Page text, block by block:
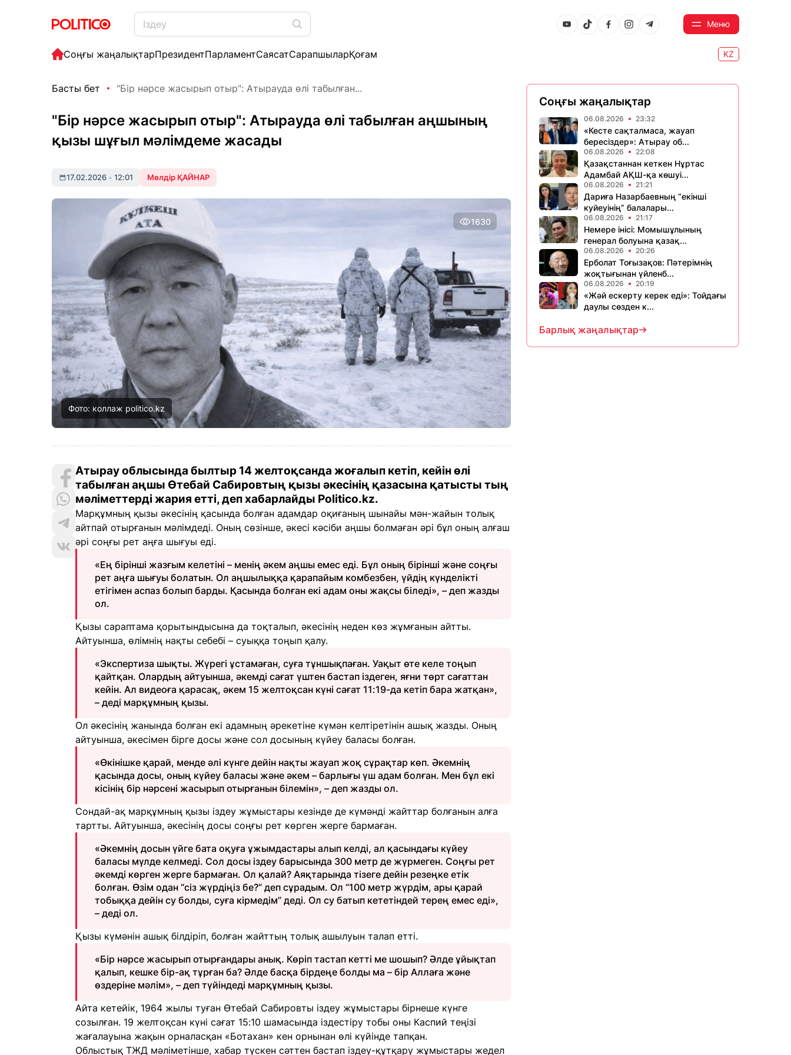
Меню
Соңғы жаңалықтарПрезидентПарламентСаясатСарапшыларҚоғам KZ
Басты бет "Бір нәрсе жасырып отыр": Атырауда өлі табылған...
"Бір нәрсе жасырып отыр": Атырауда өлі табылған аңшының
қызы шұғыл мәлімдеме жасады
17.02.2026 • 12:01 Мөлдір ҚАЙНАР
1630
Фото: коллаж politico.kz
Атырау облысында былтыр 14 желтоқсанда жоғалып кетіп, кейін өлі
табылған аңшы Өтебай Сабировтың қызы әкесінің қазасына қатысты тың
мәліметтерді жария етті, деп хабарлайды Politico.kz.
Марқұмның қызы әкесінің қасында болған адамдар оқиғаның шынайы мән-жайын толық
айтпай отырғанын мәлімдеді. Оның сөзінше, әкесі кәсіби аңшы болмаған әрі бұл оның алғаш
әрі соңғы рет аңға шығуы еді.
«Ең бірінші жазғым келетіні – менің әкем аңшы емес еді. Бұл оның бірінші және соңғы
рет аңға шығуы болатын. Ол аңшылыққа қарапайым комбезбен, үйдің күнделікті
етігімен аспаз болып барды. Қасында болған екі адам оны жақсы біледі», – деп жазды
ол.
Қызы сараптама қорытындысына да тоқталып, әкесінің неден көз жұмғанын айтты.
Айтуынша, өлімнің нақты себебі – суыққа тоңып қалу.
«Экспертиза шықты. Жүрегі ұстамаған, суға тұншықпаған. Уақыт өте келе тоңып
қайтқан. Олардың айтуынша, әкемді сағат үштен бастап іздеген, яғни төрт сағаттан
кейін. Ал видеоға қарасақ, әкем 15 желтоқсан күні сағат 11:19-да кетіп бара жатқан»,
– деді марқұмның қызы.
Ол әкесінің жанында болған екі адамның әрекетіне күмән келтіретінін ашық жазды. Оның
айтуынша, әкесімен бірге досы және сол досының күйеу баласы болған.
«Өкінішке қарай, менде әлі күнге дейін нақты жауап жоқ сұрақтар көп. Әкемнің
қасында досы, оның күйеу баласы және әкем – барлығы үш адам болған. Мен бұл екі
кісінің бір нәрсені жасырып отырғанын білемін», – деп жазды ол.
Сондай-ақ марқұмның қызы іздеу жұмыстары кезінде де күмәнді жайттар болғанын алға
тартты. Айтуынша, әкесінің досы соңғы рет көрген жерге бармаған.
«Әкемнің досын үйге бата оқуға ұжымдастары алып келді, ал қасындағы күйеу
баласы мүлде келмеді. Сол досы іздеу барысында 300 метр де жүрмеген. Соңғы рет
әкемді көрген жерге бармаған. Ол қалай? Аяқтарында тізеге дейін резеңке етік
болған. Өзім одан “сіз жүрдіңіз бе?” деп сұрадым. Ол “100 метр жүрдім, ары қарай
тобыққа дейін су болды, суға кірмедім” деді. Ол су батып кететіндей терең емес еді»,
– деді ол.
Қызы күмәнін ашық білдіріп, болған жайттың толық ашылуын талап етті.
«Бір нәрсе жасырып отырғандары анық. Көріп тастап кетті ме шошып? Әлде ұйықтап
қалып, кешке бір-ақ тұрған ба? Әлде басқа бірдеңе болды ма – бір Аллаға және
өздеріне мәлім», – деп түйіндеді марқұмның қызы.
Айта кетейік, 1964 жылы туған Өтебай Сабировты іздеу жұмыстары бірнеше күнге
созылған. 19 желтоқсан күні сағат 15:10 шамасында іздестіру тобы оны Каспий теңізі
жағалауына жақын орналасқан «Ботахан» кен орнынан өлі күйінде тапқан.
Облыстық ТЖД мәліметінше, хабар түскен сәттен бастап іздеу-құтқару жұмыстары жедел
Соңғы жаңалықтар
06.08.2026 23:32
«Кесте сақталмаса, жауап
бересіздер»: Атырау об...
06.08.2026 22:08
Қазақстаннан кеткен Нұртас
Адамбай АҚШ-қа көшуі...
06.08.2026 21:21
Дариға Назарбаевның “екінші
куйеуінің” балалары...
06.08.2026 21:17
Немере інісі: Момышұлының
генерал болуына қазақ...
06.08.2026 20:26
Ерболат Тоғызақов: Пәтерімнің
жоқтығынан үйленб...
06.08.2026 20:19
«Жәй ескерту керек еді»: Тойдағы
даулы сөзден к...
Барлық жаңалықтар